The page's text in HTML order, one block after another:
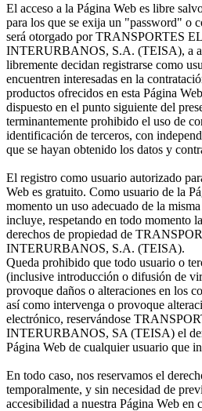
El acceso a la Página Web es libre
para los que se exija un "password" o
será otorgado por TRANSPORTES
INTERURBANOS, S.A. (TEISA), a
libremente decidan registrarse como
encuentren interesadas en la
productos ofrecidos en esta Página
dispuesto en el punto siguiente del
terminantemente prohibido el uso de
identificación de terceros, con
que se hayan obtenido los datos y
El registro como usuario autorizado
Web es gratuito. Como usuario de la
momento un uso adecuado de la
incluye, respetando en todo momento
derechos de propiedad de
INTERURBANOS, S.A. (TEISA).
Queda prohibido que todo usuario o
(inclusive introducción o difusión de
provoque daños o alteraciones en los
así como intervenga o provoque
electrónico, reservándose
INTERURBANOS, SA (TEISA) el
Página Web de cualquier usuario que
En todo caso, nos reservamos el
temporalmente, y sin necesidad de
accesibilidad a nuestra Página Web en